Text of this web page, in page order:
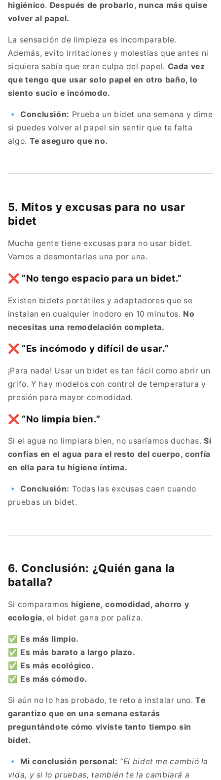
higiénico. Después de probarlo, nunca más quise
volver al papel.
La sensación de limpieza es incomparable.
Además, evito irritaciones y molestias que antes ni
siquiera sabía que eran culpa del papel. Cada vez
que tengo que usar solo papel en otro baño, lo
siento sucio e incómodo.
🔹 Conclusión: Prueba un bidet una semana y dime
si puedes volver al papel sin sentir que te falta
algo. Te aseguro que no.
5. Mitos y excusas para no usar
bidet
Mucha gente tiene excusas para no usar bidet.
Vamos a desmontarlas una por una.
❌ “No tengo espacio para un bidet.”
Existen bidets portátiles y adaptadores que se
instalan en cualquier inodoro en 10 minutos. No
necesitas una remodelación completa.
❌ “Es incómodo y difícil de usar.”
¡Para nada! Usar un bidet es tan fácil como abrir un
grifo. Y hay modelos con control de temperatura y
presión para mayor comodidad.
❌ “No limpia bien.”
Si el agua no limpiara bien, no usaríamos duchas. Si
confías en el agua para el resto del cuerpo, confía
en ella para tu higiene íntima.
🔹 Conclusión: Todas las excusas caen cuando
pruebas un bidet.
6. Conclusión: ¿Quién gana la
batalla?
Si comparamos higiene, comodidad, ahorro y
ecología, el bidet gana por paliza.
✅ Es más limpio.
✅ Es más barato a largo plazo.
✅ Es más ecológico.
✅ Es más cómodo.
Si aún no lo has probado, te reto a instalar uno. Te
garantizo que en una semana estarás
preguntándote cómo viviste tanto tiempo sin
bidet.
🔹 Mi conclusión personal: “El bidet me cambió la
vida, y si lo pruebas, también te la cambiará a